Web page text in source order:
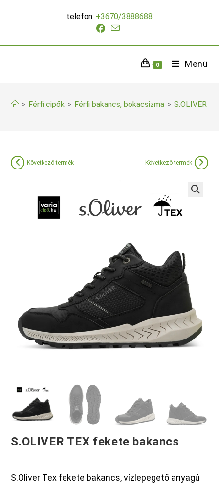
telefon: +3670/3888688
0 Menü
> Férfi cipők > Férfi bakancs, bokacsizma > S.OLIVER
Következő termék Következő termék
S.OLIVER TEX fekete bakancs
S.Oliver Tex fekete bakancs, vízlepegető anyagú